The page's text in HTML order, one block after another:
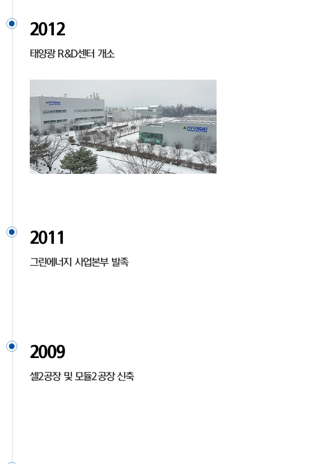
2012
태양광 R&D센터 개소
2011
그린에너지 사업본부 발족
2009
셀2공장 및 모듈2공장 신축